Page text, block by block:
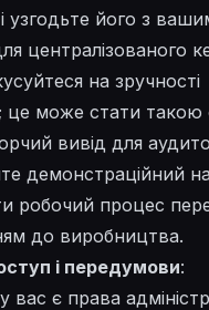
узгодьте його з
централізованого
на зручності
це може стати
вивід для
демонстраційний
робочий процес
до виробництва.
і передумови:
вас є права